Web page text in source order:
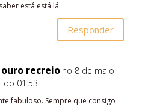
está está lá.
Responder
recreio no 8 de maio
do 01:53
fabuloso. Sempre que consigo